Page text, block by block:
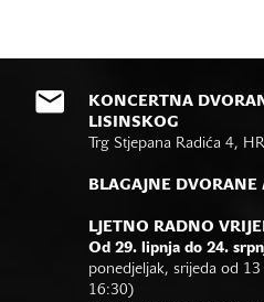
KONCERTNA
LISINSKOG
Trg Stjepana Radića 4,
BLAGAJNE DVORANE
LJETNO RADNO
Od 29. lipnja do 24.
ponedjeljak, srijeda od
16:30)